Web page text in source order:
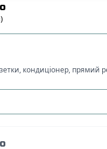
)
кондиціонер, прямий